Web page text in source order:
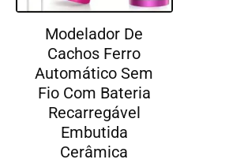
Modelador De
Cachos Ferro
Automático Sem
Fio Com Bateria
Recarregável
Embutida
Cerâmica